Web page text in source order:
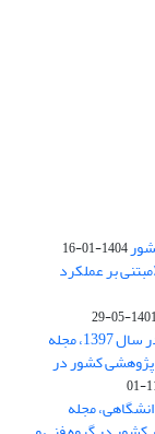
1404-01-16
الف مجلات علمی پژوهشی در ارزیابی 1402 (مبتنی بر عملکرد
1401-05-29
بر اساس ارزیابی انجام شده توسط فرهنگستان علوم در سال 1397، مجله
پژوهشی کشور در
مجله